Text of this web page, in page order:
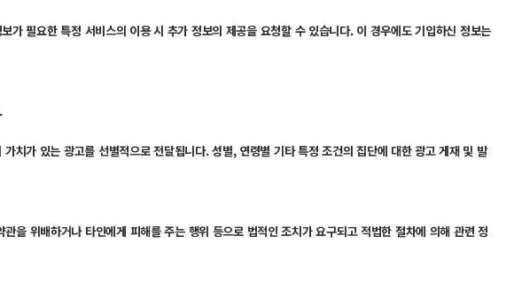
필요한 특정 서비스의 이용 시 추가 정보의 제공을 요청할 수 있습니다. 이 경우에도 기입하신 정보는
치가 있는 광고를 선별적으로 전달됩니다. 성별, 연령별 기타 특정 조건의 집단에 대한 광고 게재 및 발
을 위배하거나 타인에게 피해를 주는 행위 등으로 법적인 조치가 요구되고 적법한 절차에 의해 관련 정